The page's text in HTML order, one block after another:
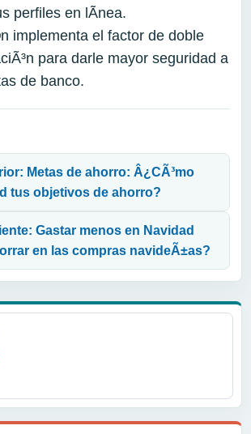
perfiles en lÃ­nea.
implementa el factor de doble
para darle mayor seguridad a
de banco.
Metas de ahorro: Â¿CÃ³mo
tus objetivos de ahorro?
Gastar menos en Navidad
en las compras navideÃ±as?